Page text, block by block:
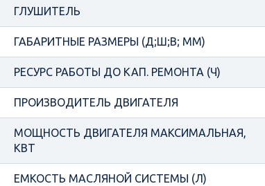
ГЛУШИТЕЛЬ
ГАБАРИТНЫЕ РАЗМЕРЫ (Д;Ш;В; ММ)
РЕСУРС РАБОТЫ ДО КАП. РЕМОНТА (Ч)
ПРОИЗВОДИТЕЛЬ ДВИГАТЕЛЯ
МОЩНОСТЬ ДВИГАТЕЛЯ МАКСИМАЛЬНАЯ,
КВТ
ЕМКОСТЬ МАСЛЯНОЙ СИСТЕМЫ (Л)